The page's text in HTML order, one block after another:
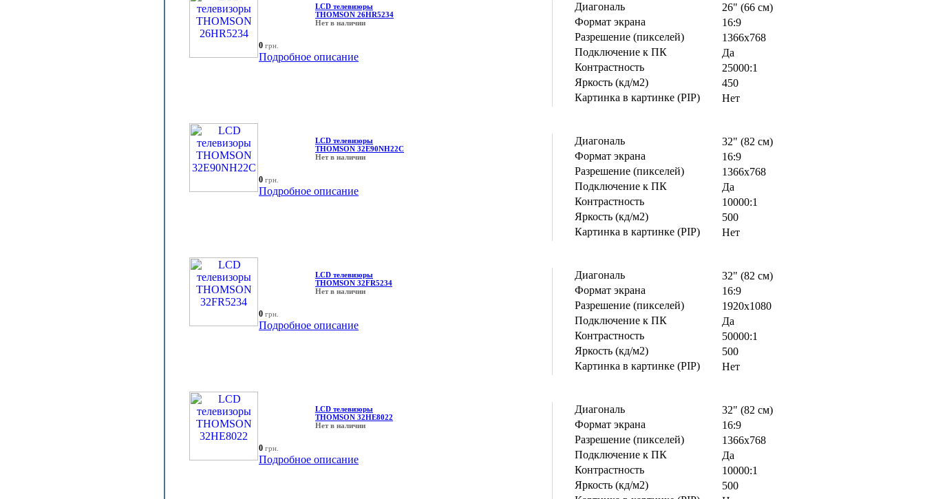
LCD телевизоры
THOMSON 26HR5234
Нет в наличии
Диагональ
26" (66 см)
Формат экрана
16:9
Разрешение (пикселей)
1366х768
Подключение к ПК
Да
Контрастность
25000:1
Яркость (кд/м2)
450
Картинка в картинке (PIP)
Нет
0 грн.
Подробное описание
LCD телевизоры
THOMSON 32E90NH22C
Нет в наличии
Диагональ
32" (82 см)
Формат экрана
16:9
Разрешение (пикселей)
1366х768
Подключение к ПК
Да
Контрастность
10000:1
Яркость (кд/м2)
500
Картинка в картинке (PIP)
Нет
0 грн.
Подробное описание
LCD телевизоры
THOMSON 32FR5234
Нет в наличии
Диагональ
32" (82 см)
Формат экрана
16:9
Разрешение (пикселей)
1920х1080
Подключение к ПК
Да
Контрастность
50000:1
Яркость (кд/м2)
500
Картинка в картинке (PIP)
Нет
0 грн.
Подробное описание
LCD телевизоры
THOMSON 32HE8022
Нет в наличии
Диагональ
32" (82 см)
Формат экрана
16:9
Разрешение (пикселей)
1366х768
Подключение к ПК
Да
Контрастность
10000:1
Яркость (кд/м2)
500
0 грн.
Подробное описание